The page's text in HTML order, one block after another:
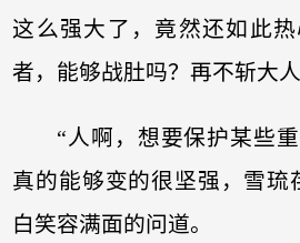
这么强大了，竟然还如此
者，能够战肚吗？再不斩大
“人啊，想要保护某些
真的能够变的很坚强，雪琉
白笑容满面的问道。